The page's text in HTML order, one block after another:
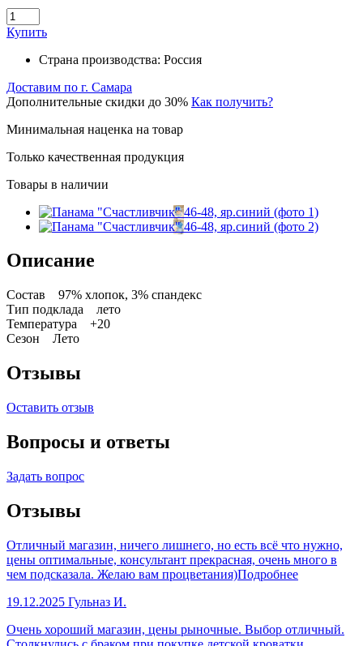
Купить
Страна производства: Россия
Доставим по г. Самара
Дополнительные скидки до 30% Как получить?
Минимальная наценка на товар
Только качественная продукция
Товары в наличии
Описание
Состав 97% хлопок, 3% спандекс
Тип подклада лето
Температура +20
Сезон Лето
Отзывы
Оставить отзыв
Вопросы и ответы
Задать вопрос
Отзывы
Отличный магазин, ничего лишнего, но есть всё что нужно,
цены оптимальные, консультант прекрасная, очень много в
чем подсказала. Желаю вам процветания)Подробнее
19.12.2025 Гульназ И.
Очень хороший магазин, цены рыночные. Выбор отличный.